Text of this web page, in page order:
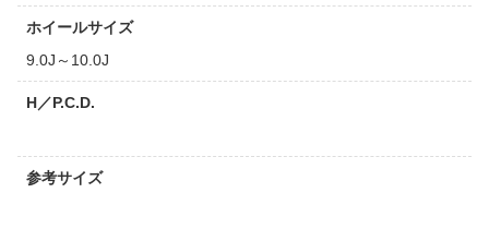
ホイールサイズ
9.0J～10.0J
H／P.C.D.
参考サイズ